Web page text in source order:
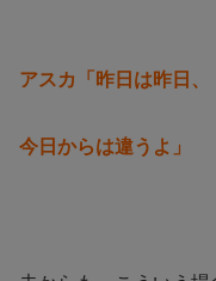
アスカ「昨日は昨日、
今日からは違うよ」